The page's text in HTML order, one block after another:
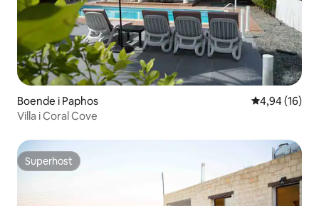
Boende i Paphos 4,94 av 5 i
4,94 (16)
Villa i Coral Cove
Superhost
Superhost